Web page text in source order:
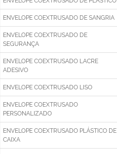
ENVELOPE COEXTRUSADO DE SANGRIA
ENVELOPE COEXTRUSADO DE
SEGURANÇA
ENVELOPE COEXTRUSADO LACRE
ADESIVO
ENVELOPE COEXTRUSADO LISO
ENVELOPE COEXTRUSADO
PERSONALIZADO
ENVELOPE COEXTRUSADO PLÁSTICO DE
CAIXA